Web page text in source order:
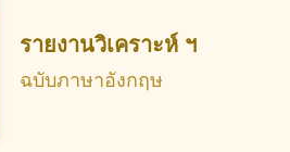
รายงานวิเคราะห์ ฯ
ฉบับภาษาอังกฤษ